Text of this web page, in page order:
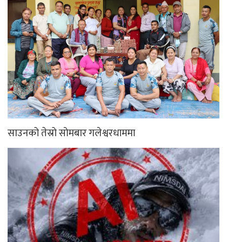
साउनको तेस्रो सोमबार गलेश्वरधाममा